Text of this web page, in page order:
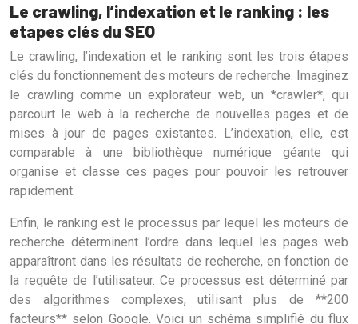
Le crawling, l’indexation et le ranking : les
etapes clés du SEO
Le crawling, l’indexation et le ranking sont les trois étapes
clés du fonctionnement des moteurs de recherche. Imaginez
le crawling comme un explorateur web, un *crawler*, qui
parcourt le web à la recherche de nouvelles pages et de
mises à jour de pages existantes. L’indexation, elle, est
comparable à une bibliothèque numérique géante qui
organise et classe ces pages pour pouvoir les retrouver
rapidement.
Enfin, le ranking est le processus par lequel les moteurs de
recherche déterminent l’ordre dans lequel les pages web
apparaîtront dans les résultats de recherche, en fonction de
la requête de l’utilisateur. Ce processus est déterminé par
des algorithmes complexes, utilisant plus de **200
facteurs** selon Google. Voici un schéma simplifié du flux